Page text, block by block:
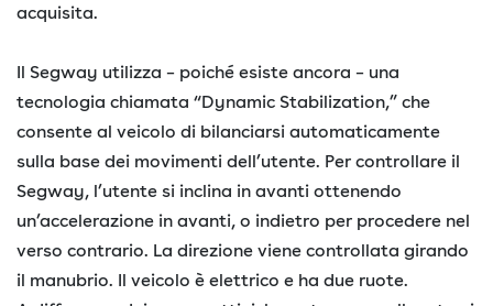
acquisita.
Il Segway utilizza – poiché esiste ancora – una
tecnologia chiamata “Dynamic Stabilization,” che
consente al veicolo di bilanciarsi automaticamente
sulla base dei movimenti dell’utente. Per controllare il
Segway, l’utente si inclina in avanti ottenendo
un’accelerazione in avanti, o indietro per procedere nel
verso contrario. La direzione viene controllata girando
il manubrio. Il veicolo è elettrico e ha due ruote.